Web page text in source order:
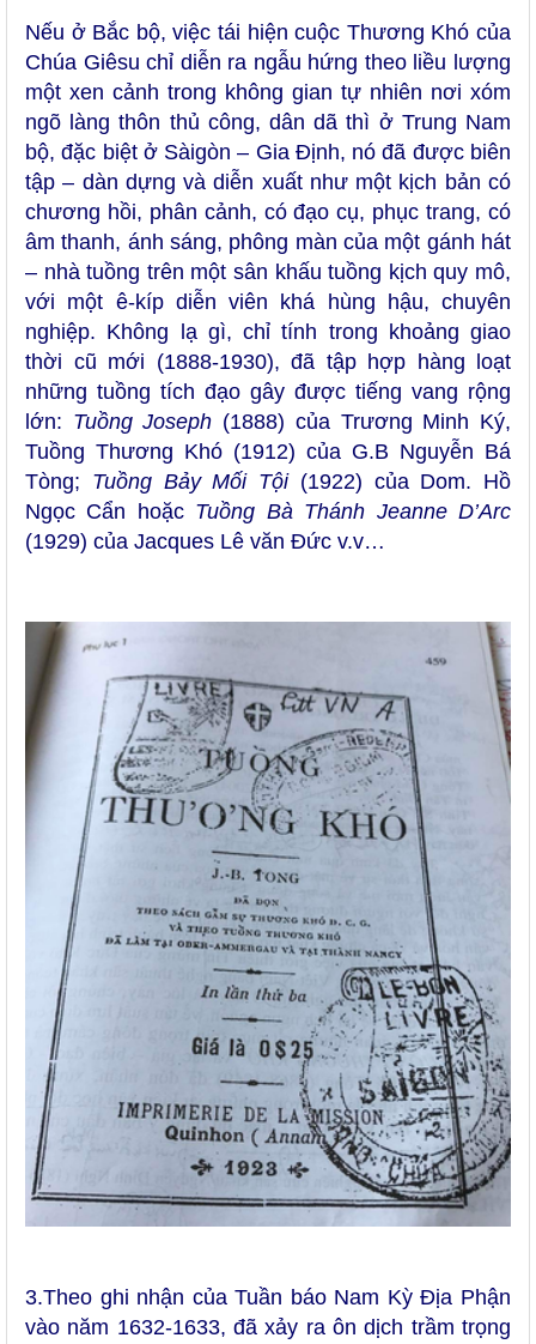
Nếu ở Bắc bộ, việc tái hiện cuộc Thương Khó của
Chúa Giêsu chỉ diễn ra ngẫu hứng theo liều lượng
một xen cảnh trong không gian tự nhiên nơi xóm
ngõ làng thôn thủ công, dân dã thì ở Trung Nam
bộ, đặc biệt ở Sàigòn – Gia Định, nó đã được biên
tập – dàn dựng và diễn xuất như một kịch bản có
chương hồi, phân cảnh, có đạo cụ, phục trang, có
âm thanh, ánh sáng, phông màn của một gánh hát
– nhà tuồng trên một sân khấu tuồng kịch quy mô,
với một ê-kíp diễn viên khá hùng hậu, chuyên
nghiệp. Không lạ gì, chỉ tính trong khoảng giao
thời cũ mới (1888-1930), đã tập hợp hàng loạt
những tuồng tích đạo gây được tiếng vang rộng
lớn: Tuồng Joseph (1888) của Trương Minh Ký,
Tuồng Thương Khó (1912) của G.B Nguyễn Bá
Tòng; Tuồng Bảy Mối Tội(1922) của Dom. Hồ
Ngọc Cẩn hoặc Tuồng Bà Thánh Jeanne D’Arc
(1929) của Jacques Lê văn Đức v.v…
3.Theo ghi nhận của Tuần báo Nam Kỳ Địa Phận
vào năm 1632-1633, đã xảy ra ôn dịch trầm trọng